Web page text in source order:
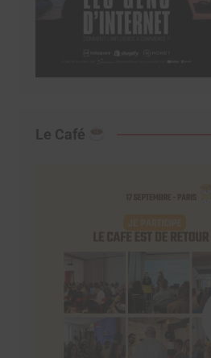
Le Café